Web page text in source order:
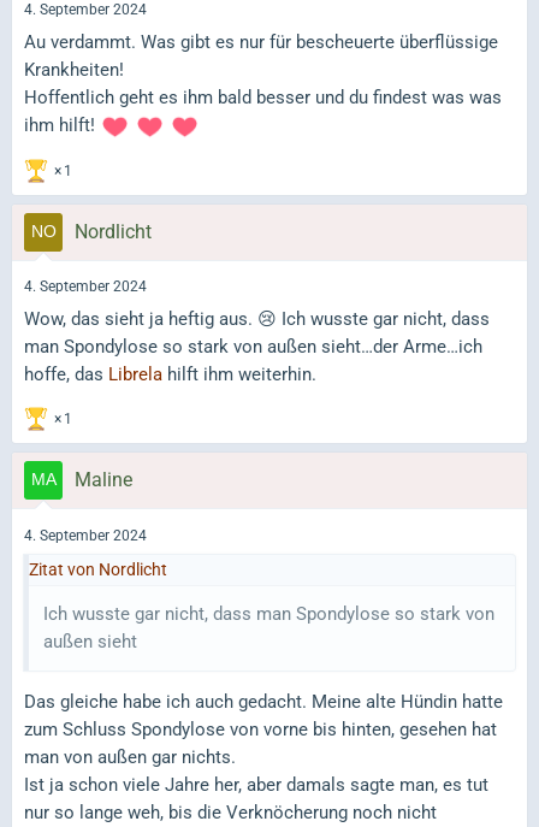
4. September 2024
Au verdammt. Was gibt es nur für bescheuerte überflüssige
Krankheiten!
Hoffentlich geht es ihm bald besser und du findest was was
ihm hilft!
1
Nordlicht
4. September 2024
Wow, das sieht ja heftig aus. 😢 Ich wusste gar nicht, dass
man Spondylose so stark von außen sieht…der Arme…ich
hoffe, das Librela hilft ihm weiterhin.
1
Maline
4. September 2024
Zitat von Nordlicht
Ich wusste gar nicht, dass man Spondylose so stark von
außen sieht
Das gleiche habe ich auch gedacht. Meine alte Hündin hatte
zum Schluss Spondylose von vorne bis hinten, gesehen hat
man von außen gar nichts.
Ist ja schon viele Jahre her, aber damals sagte man, es tut
nur so lange weh, bis die Verknöcherung noch nicht